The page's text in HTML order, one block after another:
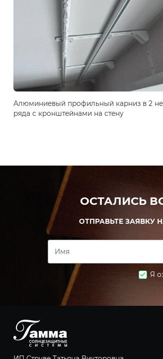
Алюминиевый профильный карниз в 2
ряда с кронштейнами на стену
ОСТАЛИСЬ
ОТПРАВЬТЕ ЗАЯВКУ
Имя
Я